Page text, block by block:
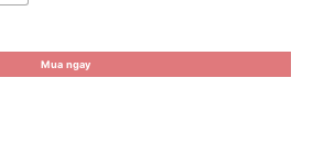
Mua ngay